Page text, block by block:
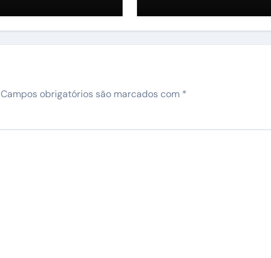
Campos obrigatórios são marcados com *